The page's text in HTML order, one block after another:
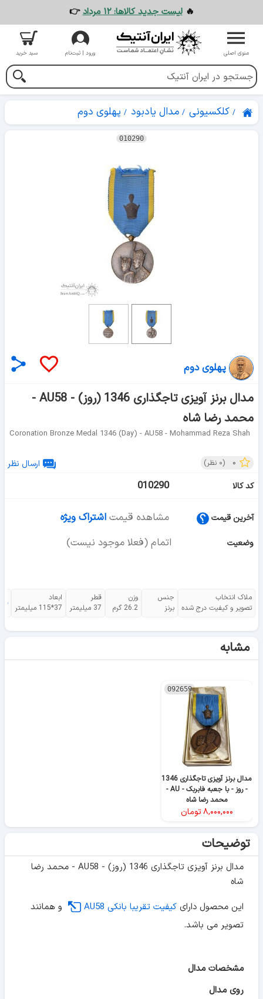
🔥لیست جدید کالاها: ۱۲ مرداد 👉
منوی اصلی ورود | ثبت‌نام سبد خرید
کلکسیونی مدال یادبود پهلوی دوم
010290
پهلوی دوم
مدال برنز آویزی تاجگذاری 1346 (روز) - AU58 -
محمد رضا شاه
Coronation Bronze Medal 1346 (day) - AU58 - Mohammad Reza Shah
۰ (۰ نظر)
ارسال نظر
کد کالا
010290
آخرین قیمت مشاهده قیمت اشتراک ویژه
وضعیت اتمام (فعلا موجود نیست)
ملاک انتخاب
تصویر و کیفیت درج شده
جنس
برنز
وزن
26.2 گرم
قطر
37 میلیمتر
ابعاد
37*115 میلیمتر
مشابه
092659
مدال برنز آویزی تاجگذاری 1346
- روز - با جعبه فابربک - AU -
محمد رضا شاه
۸,۰۰۰,۰۰۰تومان
توضیحات
مدال برنز آویزی تاجگذاری 1346 (روز) - AU58 - محمد رضا
شاه
این محصول دارای کیفیت تقریبا بانکی AU58
و همانند
تصویر می باشد.
مشخصات مدال
روی مدال